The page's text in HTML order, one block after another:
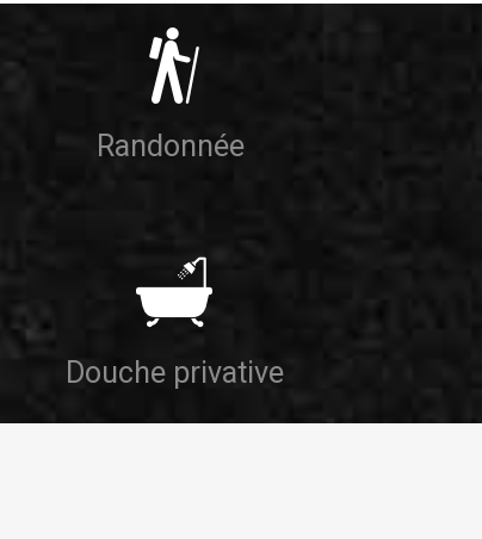
Randonnée
Douche privative